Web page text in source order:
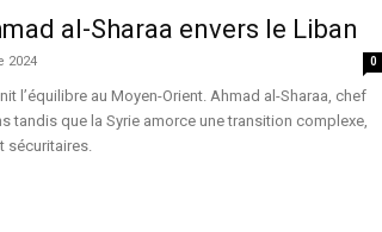
al-Sharaa envers le Liban
2024 0
l’équilibre au Moyen-Orient. Ahmad al-Sharaa, chef
tandis que la Syrie amorce une transition complexe,
sécuritaires.